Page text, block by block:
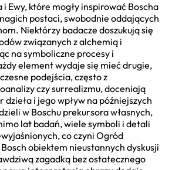
Ewy, które mogły inspirować Boscha
postaci, swobodnie oddających
Niektórzy badacze doszukują się
związanych z alchemią i
na symboliczne procesy i
element wydaje się mieć drugie,
podejścia, często z
czy surrealizmu, doceniają
i jego wpływ na późniejszych
w Boschu prekursora własnych,
lat badań, wiele symboli i detali
co czyni Ogród
obiektem nieustannych dyskusji
zagadką bez ostatecznego